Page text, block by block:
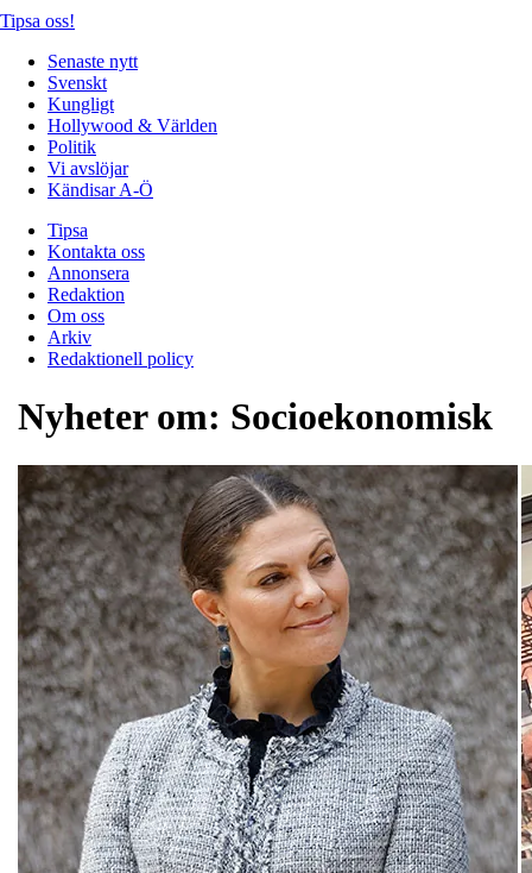
Tipsa oss!
Senaste nytt
Svenskt
Kungligt
Hollywood & Världen
Politik
Vi avslöjar
Kändisar A-Ö
Tipsa
Kontakta oss
Annonsera
Redaktion
Om oss
Arkiv
Redaktionell policy
Nyheter om: Socioekonomisk